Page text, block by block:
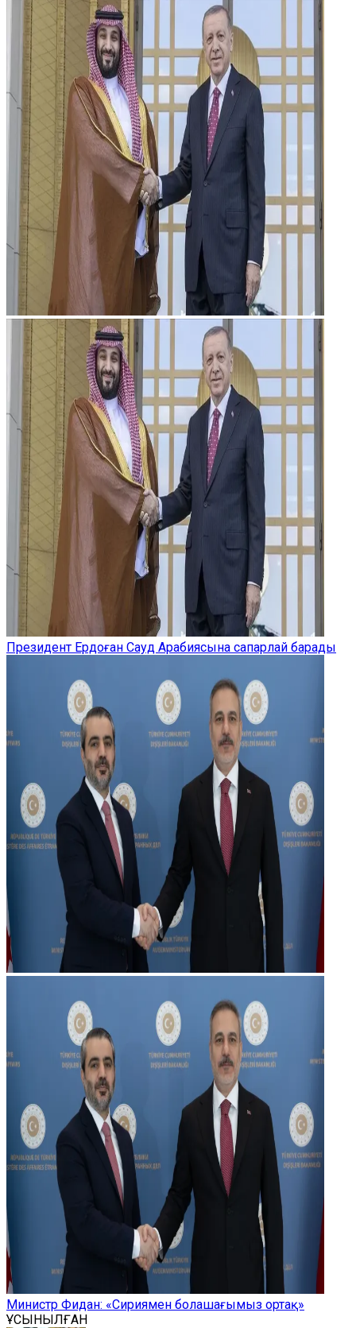
Президент Ердоған Сауд Арабиясына сапарлай барады
Министр Фидан: «Сириямен болашағымыз ортақ»
ҰСЫНЫЛҒАН